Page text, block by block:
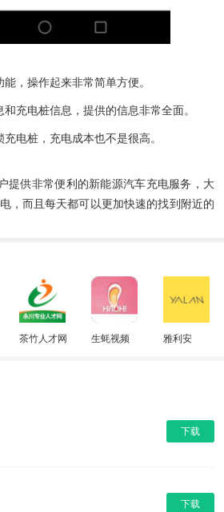
，操作起来非常简单方便。
充电桩信息，提供的信息非常全面。
电桩，充电成本也不是很高。
提供非常便利的新能源汽车充电服务，大
，而且每天都可以更加快速的找到附近的
茶竹人才网 生蚝视频 雅利安
下载
下载